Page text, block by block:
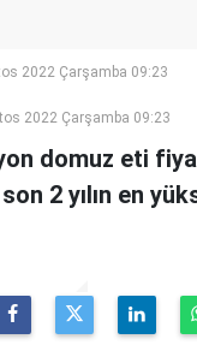
2022 Çarşamba 09:23
2022 Çarşamba 09:23
domuz eti
2 yılın en